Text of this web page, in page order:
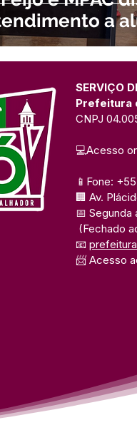
a
especiais
SERVIÇO
Prefeitura
CNPJ
💻Acesso
📱Fone:
🏢 Av.
📅 Segunda
(Fechado
📧
📨 Acesso